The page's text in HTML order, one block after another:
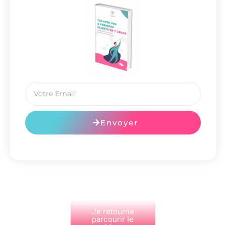
Envoyer
Je retourne
parcourir le